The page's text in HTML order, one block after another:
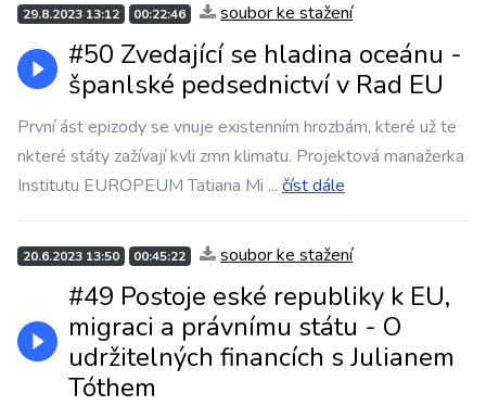
29.8.2023 13:12 00:22:46 soubor ke stažení
#50 Zvedající se hladina oceánu -
španlské pedsednictví v Rad EU
První ást epizody se vnuje existenním hrozbám, které už te
nkteré státy zažívají kvli zmn klimatu. Projektová manažerka
Institutu EUROPEUM Tatiana Mi ... číst dále
20.6.2023 13:50 00:45:22 soubor ke stažení
#49 Postoje eské republiky k EU,
migraci a právnímu státu - O
udržitelných financích s Julianem
Tóthem